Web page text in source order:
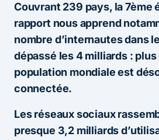
Couvrant 239 pays, la 7ème
rapport nous apprend
nombre d’internautes dans
dépassé les 4 milliards :
population mondiale est
connectée.
Les réseaux sociaux
presque 3,2 milliards